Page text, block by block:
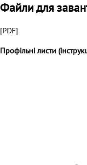
Файли для
[PDF]
Профільні листи